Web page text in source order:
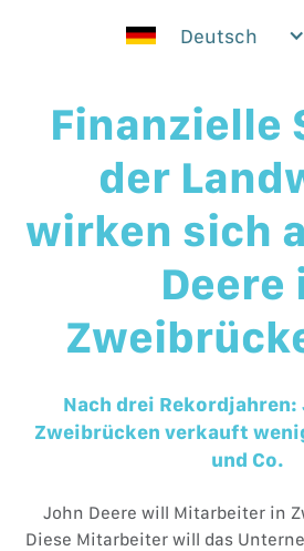
Deutsch
Finanzielle
der
wirken sich
Deere
Nach drei Rekordjahren:
Zweibrücken verkauft
und Co.
John Deere will Mitarbeiter in
Diese Mitarbeiter will das